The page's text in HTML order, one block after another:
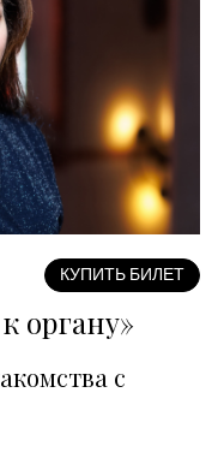
КУПИТЬ БИЛЕТ
органу»
с